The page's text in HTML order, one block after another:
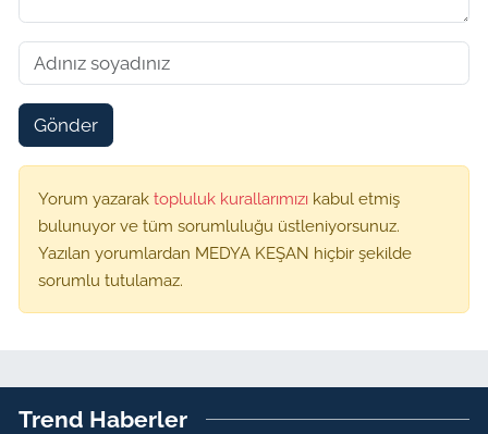
Gönder
Yorum yazarak topluluk kurallarımızı kabul etmiş
bulunuyor ve tüm sorumluluğu üstleniyorsunuz.
Yazılan yorumlardan MEDYA KEŞAN hiçbir şekilde
sorumlu tutulamaz.
Trend Haberler